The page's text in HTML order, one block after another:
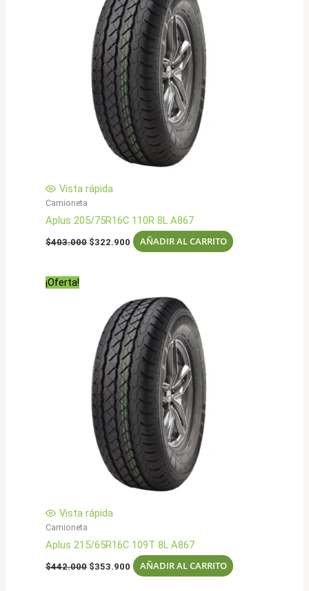
Vista rápida
Camioneta
Aplus 205/75R16C 110R 8L A867
$403.000 El
$322.900 El
precio
AÑADIR AL CARRITO
¡Oferta!
Vista rápida
Camioneta
Aplus 215/65R16C 109T 8L A867
$442.000 El
$353.900 El
precio
AÑADIR AL CARRITO